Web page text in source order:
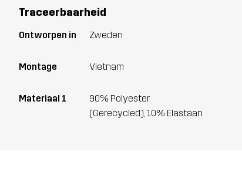
Traceerbaarheid
Ontworpen in Zweden
Montage Vietnam
Materiaal 1
90% Polyester
(Gerecycled), 10% Elastaan